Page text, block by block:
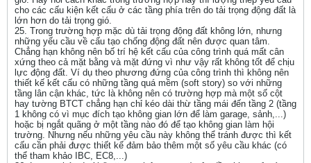
cho các cấu kiện kết cấu ở các tầng phía trên do tải trọng động đất là
lớn hơn do tải trọng gió.
25. Trong trường hợp mặc dù tải trọng động đất không lớn, nhưng
những yếu cầu về cấu tạo chống động đất nên được quan tâm.
Chẳng hạn không nên bố trí hệ kết cấu của công trình quá mất cân
xứng theo cả mặt bằng và mặt đứng vì như vậy rất không tốt để chịu
lực động đất. Ví dụ theo phương đứng của công trình thì không nên
thiết kế kết cấu có những tầng quá mềm (soft story) so với những
tầng lân cận khác, tức là không nên có trường hợp mà một số cột
hay tường BTCT chẳng hạn chỉ kéo dài thừ tầng mái đến tầng 2 (tầng
1 không có vì mục đích tạo không gian lớn để làm garage, sảnh,...)
hoặc bị ngắt quãng ở một tầng nào đó để tạo không gian làm hội
trường. Nhưng nếu những yêu cầu này không thể tránh được thì kết
cấu cần phải được thiết kế đảm bảo thêm một số yêu cầu khác (có
thể tham khảo IBC, EC8,...)